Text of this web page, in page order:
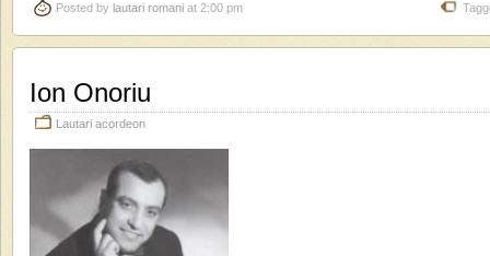
Posted by lautari romani at 2:00 pm
Ion Onoriu
Lautari acordeon